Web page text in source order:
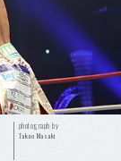
photograph by
Takao Masaki